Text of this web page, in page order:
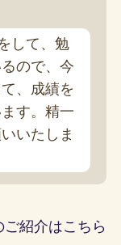
して、勉
ので、今
、成績を
す。精一
いたしま
ご紹介はこちら